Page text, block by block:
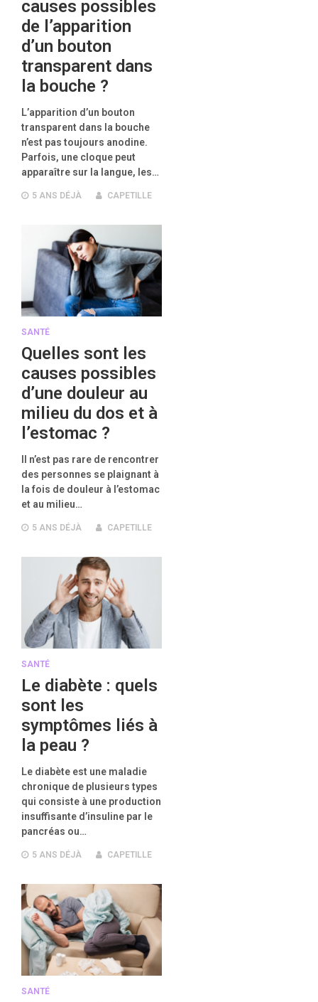
causes possibles
de l’apparition
d’un bouton
transparent dans
la bouche ?
L’apparition d’un bouton
transparent dans la bouche
n’est pas toujours anodine.
Parfois, une cloque peut
apparaître sur la langue, les…
5 ANS DÉJÀ CAPETILLE
SANTÉ
Quelles sont les
causes possibles
d’une douleur au
milieu du dos et à
l’estomac ?
Il n’est pas rare de rencontrer
des personnes se plaignant à
la fois de douleur à l’estomac
et au milieu…
5 ANS DÉJÀ CAPETILLE
SANTÉ
Le diabète : quels
sont les
symptômes liés à
la peau ?
Le diabète est une maladie
chronique de plusieurs types
qui consiste à une production
insuffisante d’insuline par le
pancréas ou…
5 ANS DÉJÀ CAPETILLE
SANTÉ